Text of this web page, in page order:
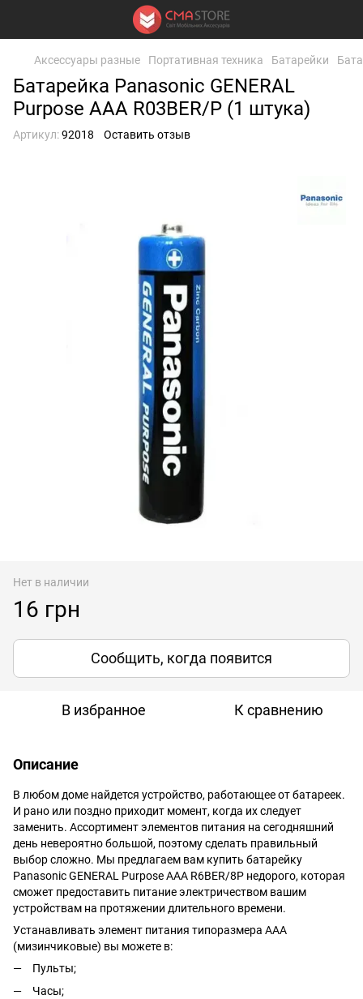
Аксессуары разные Портативная техника Батарейки
Батарейка Panasonic GENERAL
Purpose AAA R03BER/P (1 штука)
Артикул:92018 Оставить отзыв
Нет в наличии
16 грн
Сообщить, когда появится
В избранное К сравнению
Описание
В любом доме найдется устройство, работающее от батареек.
И рано или поздно приходит момент, когда их следует
заменить. Ассортимент элементов питания на сегодняшний
день невероятно большой, поэтому сделать правильный
выбор сложно. Мы предлагаем вам купить батарейку
Panasonic GENERAL Purpose AAA R6BER/8P недорого, которая
сможет предоставить питание электричеством вашим
устройствам на протяжении длительного времени.
Устанавливать элемент питания типоразмера АAА
(мизинчиковые) вы можете в:
Пульты;
Часы;